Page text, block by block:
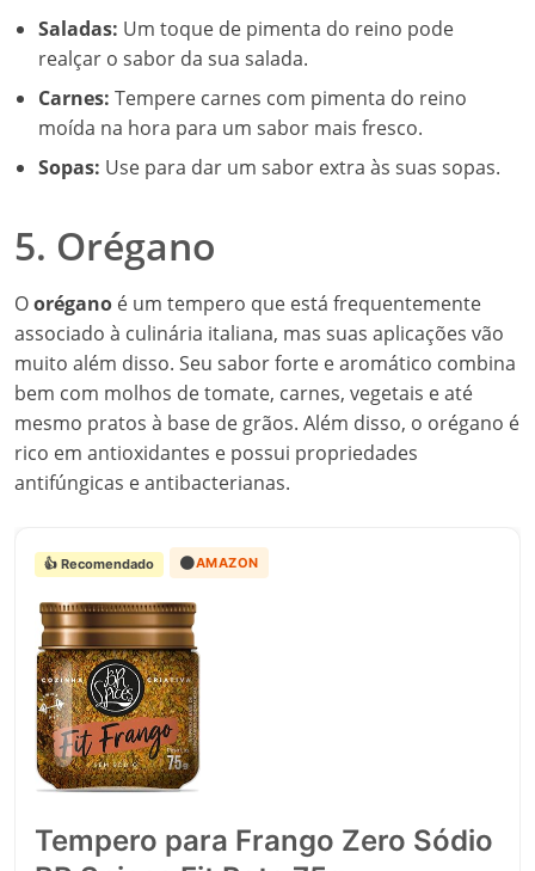
Saladas: Um toque de pimenta do reino pode
realçar o sabor da sua salada.
Carnes: Tempere carnes com pimenta do reino
moída na hora para um sabor mais fresco.
Sopas: Use para dar um sabor extra às suas sopas.
5. Orégano
Oorégano é um tempero que está frequentemente
associado à culinária italiana, mas suas aplicações vão
muito além disso. Seu sabor forte e aromático combina
bem com molhos de tomate, carnes, vegetais e até
mesmo pratos à base de grãos. Além disso, o orégano é
rico em antioxidantes e possui propriedades
antifúngicas e antibacterianas.
👍 Recomendado 🟠AMAZON
Tempero para Frango Zero Sódio